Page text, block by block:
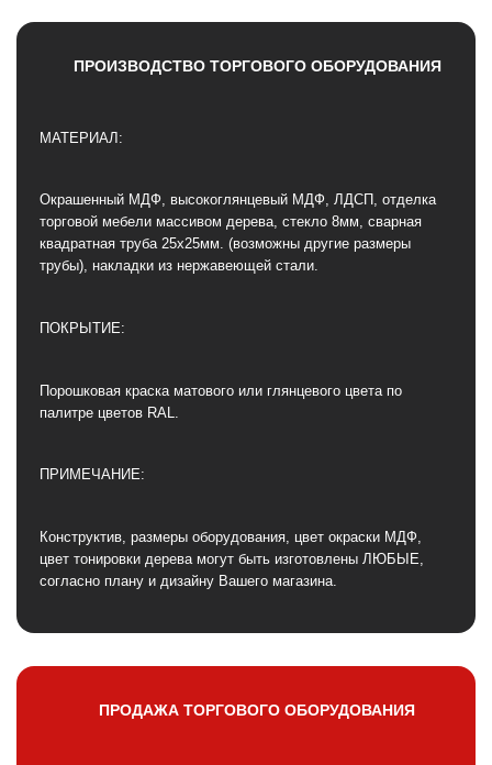
ПРОИЗВОДСТВО ТОРГОВОГО ОБОРУДОВАНИЯ
МАТЕРИАЛ:
Окрашенный МДФ, высокоглянцевый МДФ, ЛДСП, отделка
торговой мебели массивом дерева, стекло 8мм, сварная
квадратная труба 25х25мм. (возможны другие размеры
трубы), накладки из нержавеющей стали.
ПОКРЫТИЕ:
Порошковая краска матового или глянцевого цвета по
палитре цветов RAL.
ПРИМЕЧАНИЕ:
Конструктив, размеры оборудования, цвет окраски МДФ,
цвет тонировки дерева могут быть изготовлены ЛЮБЫЕ,
согласно плану и дизайну Вашего магазина.
ПРОДАЖА ТОРГОВОГО ОБОРУДОВАНИЯ